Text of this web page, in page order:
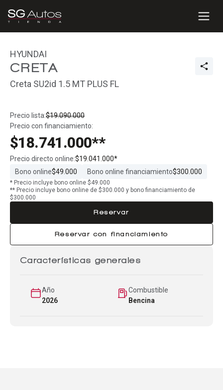
HYUNDAI
CRETA
Creta SU2id 1.5 MT PLUS FL
Precio lista:$19.090.000
Precio con financiamiento:
$18.741.000**
Precio directo online:$19.041.000*
Bono online$49.000 Bono online financiamiento$300.000
* Precio incluye bono online $49.000
** Precio incluye bono online de $300.000 y bono financiamiento de
$300.000
Reservar
Reservar con financiamiento
Características generales
Año
2026
Combustible
Bencina